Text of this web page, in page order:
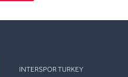
INTERSPOR TURKEY